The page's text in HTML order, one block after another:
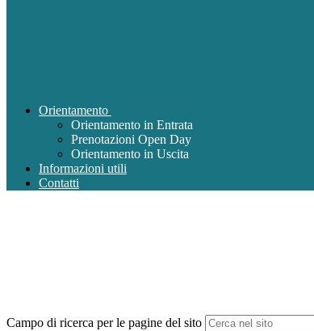
Orientamento
Orientamento in Entrata
Prenotazioni Open Day
Orientamento in Uscita
Informazioni utili
Contatti
Campo di ricerca per le pagine del sito